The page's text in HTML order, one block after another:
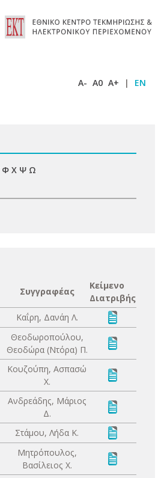
A- A0 A+ | EN
Φ Χ Ψ Ω
Συγγραφέας
Κείμενο
Διατριβής
Καΐρη, Δανάη Λ.
Θεοδωροπούλου,
Θεοδώρα (Ντόρα) Π.
Κουζούπη, Ασπασώ
Χ.
Ανδρεάδης, Μάριος
Δ.
Στάμου, Λήδα Κ.
Μητρόπουλος,
Βασίλειος Χ.